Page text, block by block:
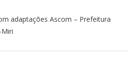
adaptações Ascom – Prefeitura